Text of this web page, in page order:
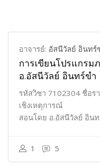
อาจารย์: อัสนีวัลย์ อินทร์
การเขียนโปรแกรม
อ.อัสนีวัลย์ อินทร์ขำ
รหัสวิชา 7102304 ชื่อร
เชิงเหตุการณ์
สอนโดย อ.อัสนีวัลย์ อิน
1 5